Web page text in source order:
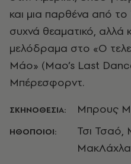
και μια παρθένα από το
συχνά θεαματικό, αλλά
μελόδραμα στο «Ο
Μάο» (Mao’s Last
Μπέρεσφορντ.
ΣΚΗΝΟΘΕΣΙΑ: Μπρους
ΗΘΟΠΟΙΟΙ:
Τσι Τσαό,